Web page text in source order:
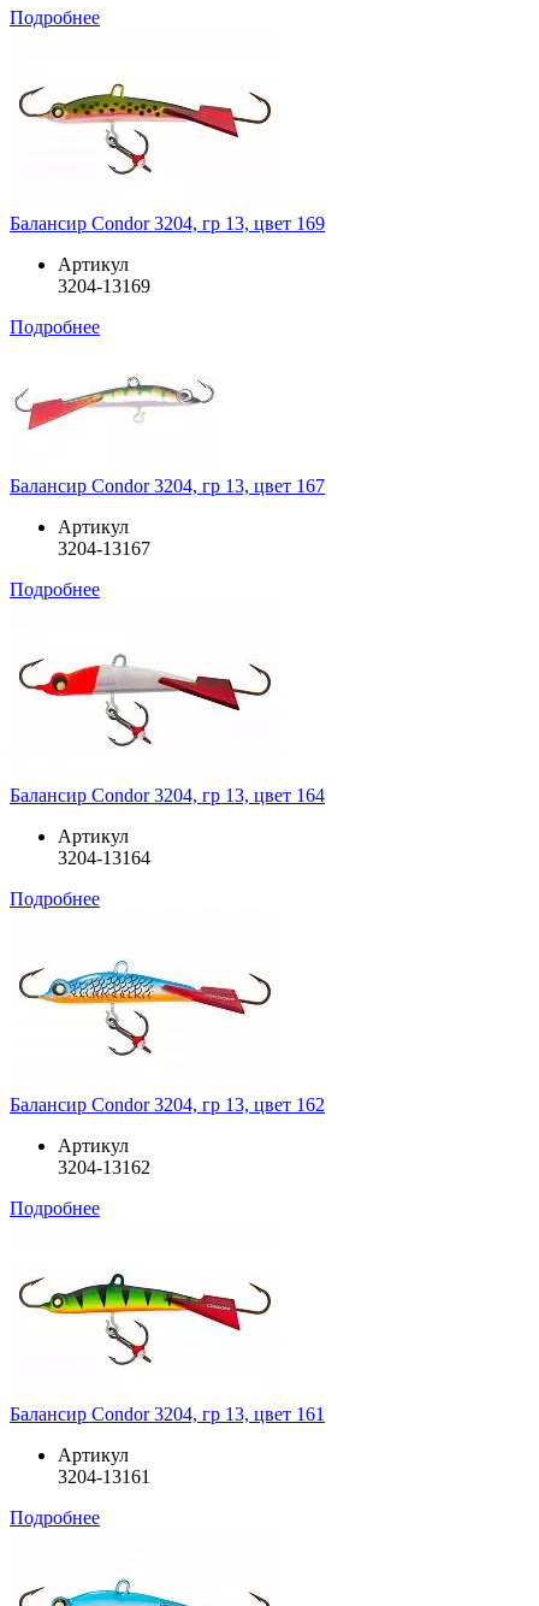
Подробнее
Балансир Condor 3204, гр 13, цвет 169
Артикул
3204-13169
Подробнее
Балансир Condor 3204, гр 13, цвет 167
Артикул
3204-13167
Подробнее
Балансир Condor 3204, гр 13, цвет 164
Артикул
3204-13164
Подробнее
Балансир Condor 3204, гр 13, цвет 162
Артикул
3204-13162
Подробнее
Балансир Condor 3204, гр 13, цвет 161
Артикул
3204-13161
Подробнее